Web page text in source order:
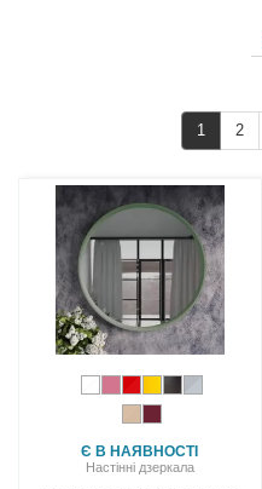
1 2
Є В НАЯВНОСТІ
Настінні дзеркала